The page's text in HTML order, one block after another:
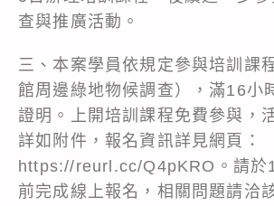
查與推廣活動。
三、本案學員依規定參與培訓課
館周邊綠地物候調查），滿16小
證明。上開培訓課程免費參與，
詳如附件，報名資訊詳見網頁：
https://reurl.cc/Q4pKRO。請於
前完成線上報名，相關問題請洽